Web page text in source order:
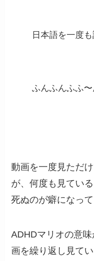
日本語を一度
ふんふんふふ
動画を一度見ただ
が、何度も見てい
死ぬのが癖になっ
ADHDマリオの意
画を繰り返し見て